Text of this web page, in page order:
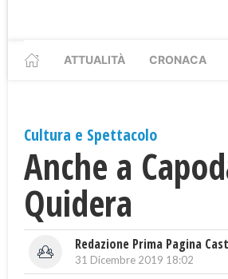
ATTUALITÀ CRONACA
Cultura e Spettacolo
Anche a
Quidera
Redazione Prima Pagina
31 Dicembre 2019 18:02